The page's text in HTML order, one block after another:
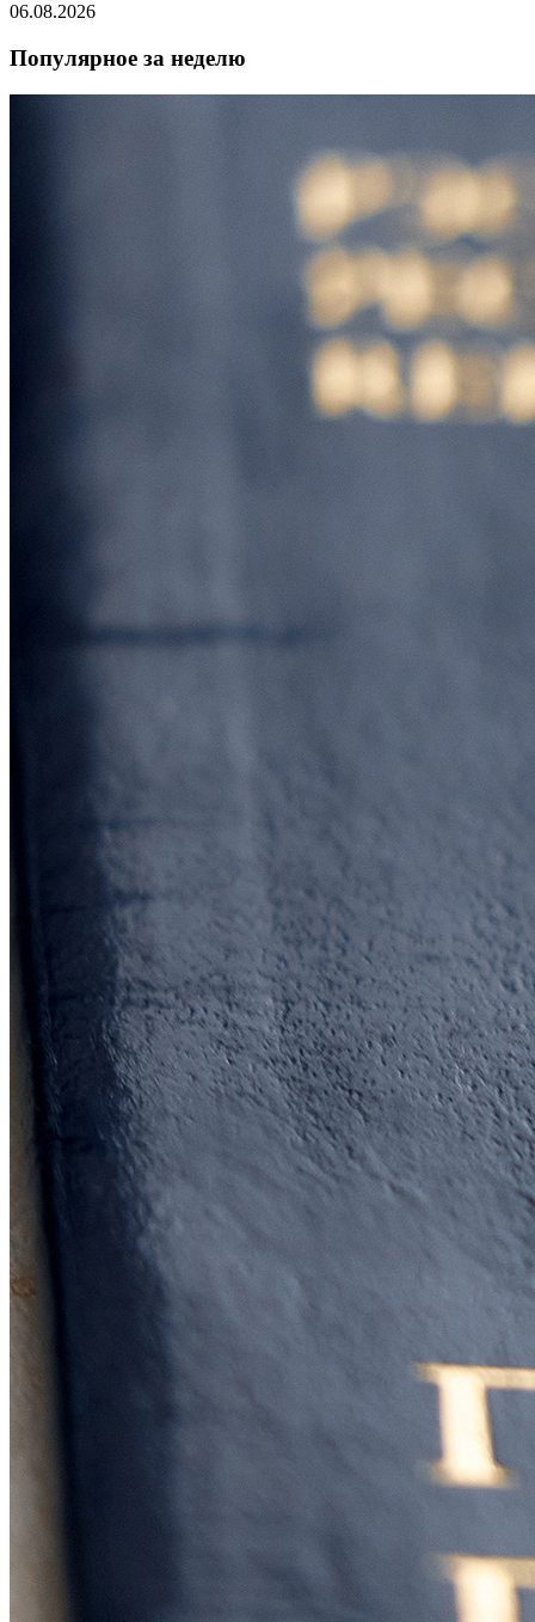
06.08.2026
Популярное за неделю